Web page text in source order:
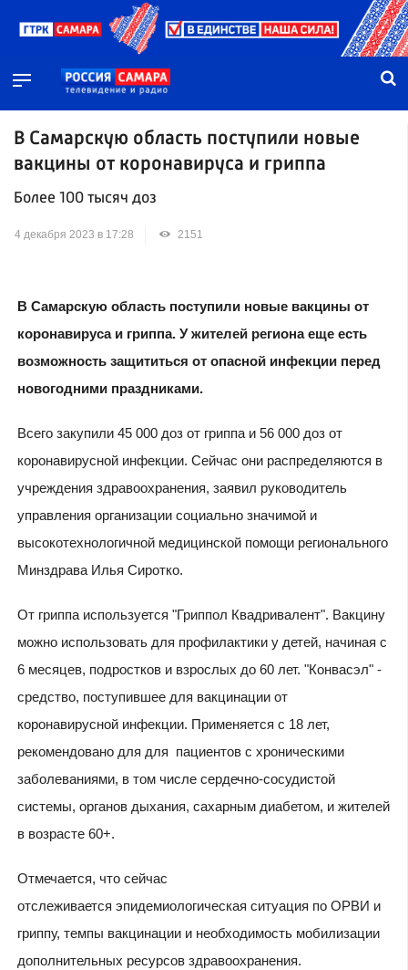
В Самарскую область поступили новые
вакцины от коронавируса и гриппа
Более 100 тысяч доз
4 декабря 2023 в 17:28 2151
В Самарскую область поступили новые вакцины от
коронавируса и гриппа. У жителей региона еще есть
возможность защититься от опасной инфекции перед
новогодними праздниками.
Всего закупили 45 000 доз от гриппа и 56 000 доз от
коронавирусной инфекции. Сейчас они распределяются в
учреждения здравоохранения, заявил руководитель
управления организации социально значимой и
высокотехнологичной медицинской помощи регионального
Минздрава Илья Сиротко.
От гриппа используется "Гриппол Квадривалент". Вакцину
можно использовать для профилактики у детей, начиная с
6 месяцев, подростков и взрослых до 60 лет. "Конвасэл" -
средство, поступившее для вакцинации от
коронавирусной инфекции. Применяется с 18 лет,
рекомендовано для для пациентов с хроническими
заболеваниями, в том числе сердечно-сосудистой
системы, органов дыхания, сахарным диабетом, и жителей
в возрасте 60+.
Отмечается, что сейчас
отслеживается эпидемиологическая ситуация по ОРВИ и
гриппу, темпы вакцинации и необходимость мобилизации
дополнительных ресурсов здравоохранения.